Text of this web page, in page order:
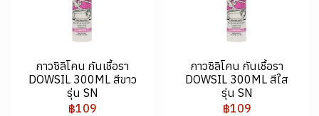
กาวซิลิโคน กันเชื้อรา
DOWSIL 300ML สีขาว
รุ่น SN
฿109
กาวซิลิโคน กันเชื้อรา
DOWSIL 300ML สีใส
รุ่น SN
฿109